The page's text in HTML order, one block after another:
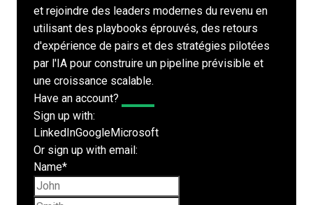
et rejoindre des leaders modernes du revenu en
utilisant des playbooks éprouvés, des retours
d'expérience de pairs et des stratégies pilotées
par l'IA pour construire un pipeline prévisible et
une croissance scalable.
Have an account?
Sign up with:
LinkedInGoogleMicrosoft
Or sign up with email:
Name*